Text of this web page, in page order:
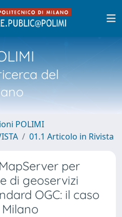
del
POLIMI
01.1 Articolo in Rivista
per
di geoservizi
OGC: il caso